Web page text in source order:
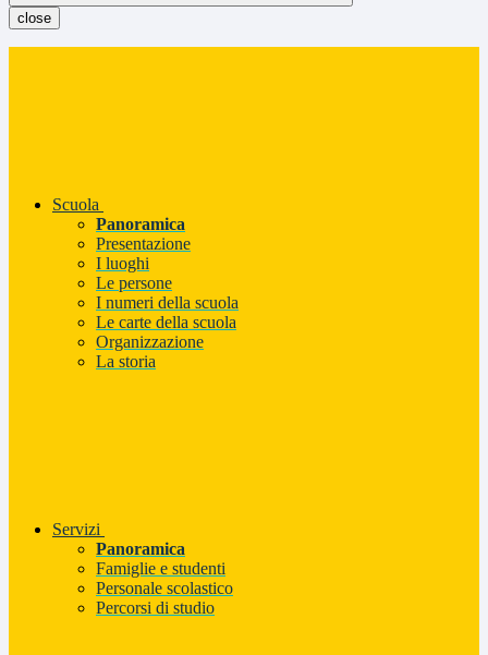
close
Scuola
Panoramica
Presentazione
I luoghi
Le persone
I numeri della scuola
Le carte della scuola
Organizzazione
La storia
Servizi
Panoramica
Famiglie e studenti
Personale scolastico
Percorsi di studio